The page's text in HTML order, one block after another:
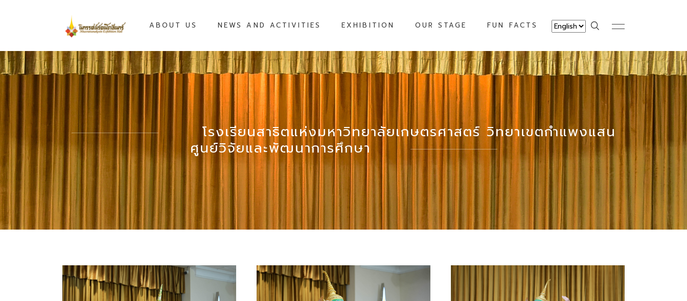
ABOUT US NEWS AND ACTIVITIES EXHIBITION OUR STAGE FUN FACTS
โรงเรียนสาธิตแห่งมหาวิทยาลัยเกษตรศาสตร์ วิทยาเขตกำแพงแสน
ศูนย์วิจัยและพัฒนาการศึกษา